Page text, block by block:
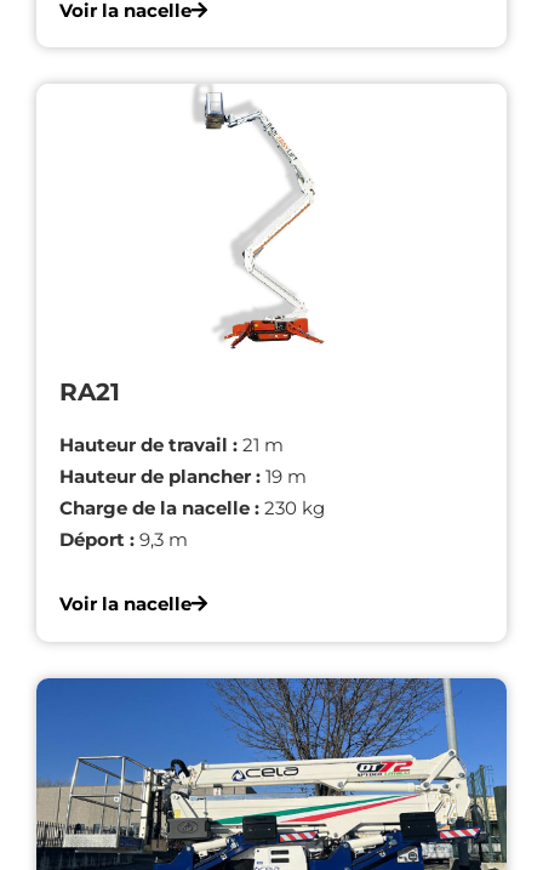
Voir la nacelle
RA21
Hauteur de travail : 21 m
Hauteur de plancher : 19 m
Charge de la nacelle : 230 kg
Déport : 9,3 m
Voir la nacelle